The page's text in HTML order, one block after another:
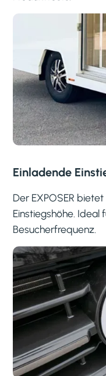
Einladende
Der EXPOSER
Einstiegshöhe. Ideal
Besucherfrequenz.